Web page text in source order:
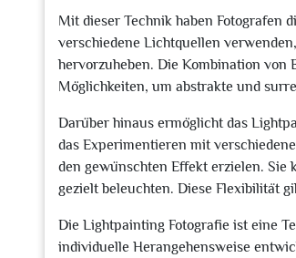
Mit dieser Technik haben Fotografen
verschiedene Lichtquellen
hervorzuheben. Die Kombination von
Möglichkeiten, um abstrakte und
Darüber hinaus ermöglicht das
das Experimentieren mit
den gewünschten Effekt erzielen. Sie
gezielt beleuchten. Diese Flexibilität
Die Lightpainting Fotografie ist eine
individuelle Herangehensweise